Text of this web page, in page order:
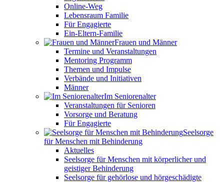
Online-Weg
Lebensraum Familie
Für Engagierte
Ein-Eltern-Familie
Frauen und Männer
Termine und Veranstaltungen
Mentoring Programm
Themen und Impulse
Verbände und Initiativen
Männer
Im Seniorenalter
Veranstaltungen für Senioren
Vorsorge und Beratung
Für Engagierte
Seelsorge
für Menschen mit Behinderung
Aktuelles
Seelsorge für Menschen mit körperlicher und
geistiger Behinderung
Seelsorge für gehörlose und hörgeschädigte